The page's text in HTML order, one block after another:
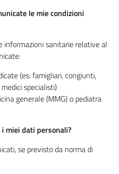
le mie condizioni
informazioni sanitarie relative al
(es: famigliari, congiunti,
specialisti)
generale (MMG) o pediatra
miei dati personali?
se previsto da norma di